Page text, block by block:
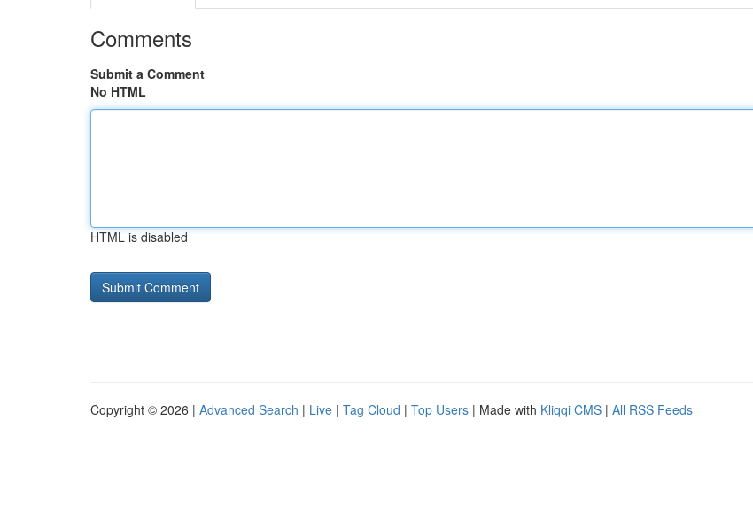
Comments
Submit a Comment
No HTML
HTML is disabled
Copyright © 2026 | Advanced Search | Live | Tag Cloud | Top Users | Made with Kliqqi CMS | All RSS Feeds